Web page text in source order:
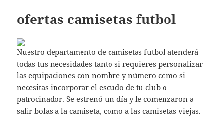
ofertas camisetas futbol
Nuestro departamento de camisetas futbol atenderá
todas tus necesidades tanto si requieres personalizar
las equipaciones con nombre y número como si
necesitas incorporar el escudo de tu club o
patrocinador. Se estrenó un día y le comenzaron a
salir bolas a la camiseta, como a las camisetas viejas.